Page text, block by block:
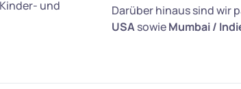
und
Darüber hinaus sind wir
USAsowieMumbai /